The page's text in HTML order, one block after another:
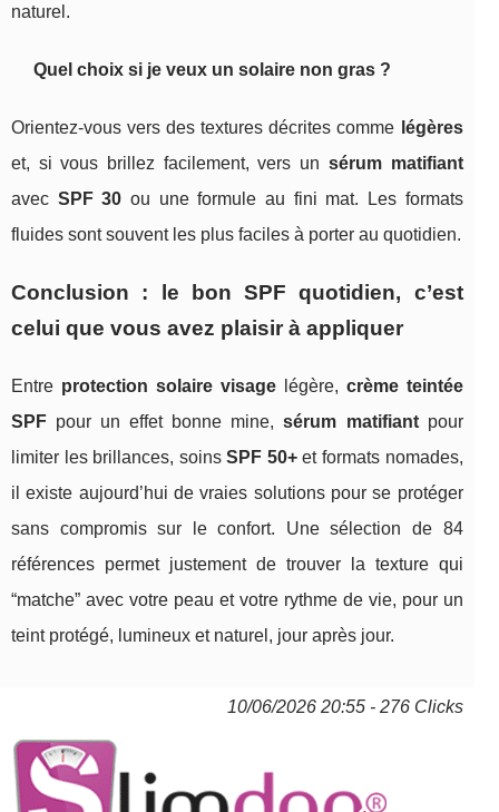
naturel.
Quel choix si je veux un solaire non gras ?
Orientez-vous vers des textures décrites comme légères
et, si vous brillez facilement, vers un sérum matifiant
avec SPF 30 ou une formule au fini mat. Les formats
fluides sont souvent les plus faciles à porter au quotidien.
Conclusion : le bon SPF quotidien, c’est
celui que vous avez plaisir à appliquer
Entre protection solaire visagelégère, crème teintée
SPF pour un effet bonne mine,sérum matifiantpour
limiter les brillances, soinsSPF 50+et formats nomades,
il existe aujourd’hui de vraies solutions pour se protéger
sans compromis sur le confort. Une sélection de 84
références permet justement de trouver la texture qui
“matche” avec votre peau et votre rythme de vie, pour un
teint protégé, lumineux et naturel, jour après jour.
10/06/2026 20:55 - 276 Clicks